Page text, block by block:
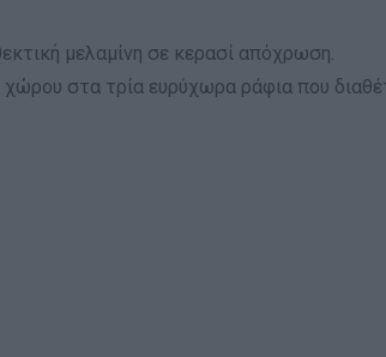
μελαμίνη σε κερασί απόχρωση.
στα τρία ευρύχωρα ράφια που